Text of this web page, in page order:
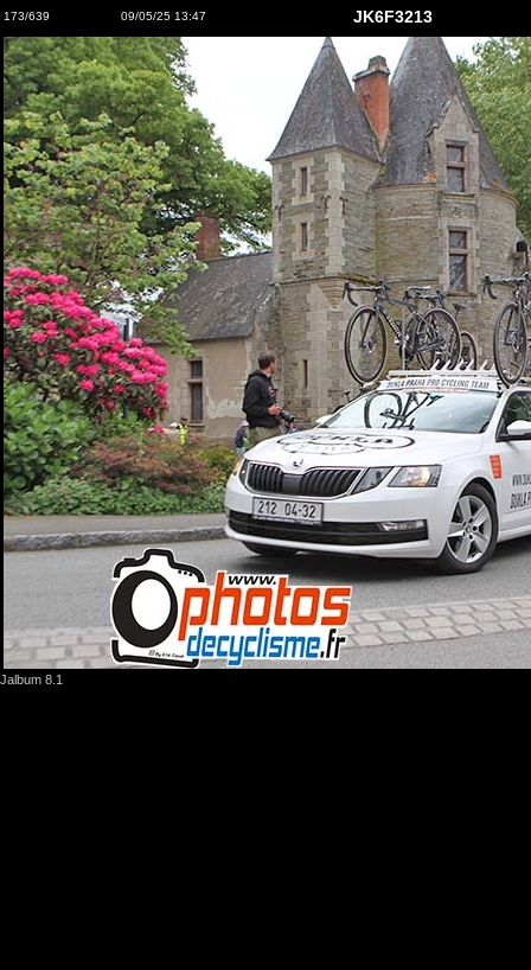
173/639 09/05/25 13:47 JK6F3213
Jalbum 8.1